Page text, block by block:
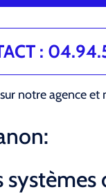
:
notre agence